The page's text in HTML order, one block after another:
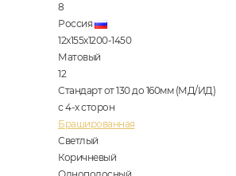
8
Россия
12х155х1200-1450
Матовый
12
Стандарт от 130 до 160мм (МД/ИД)
с 4-х сторон
Брашированная
Светлый
Коричневый